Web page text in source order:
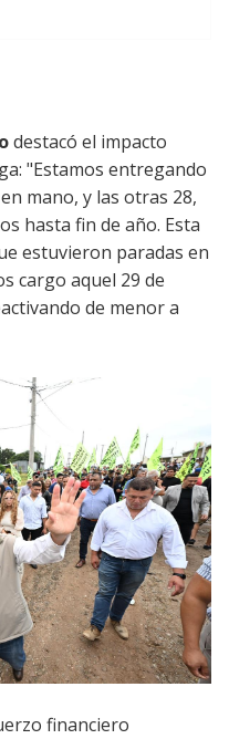
destacó el impacto
"Estamos entregando
mano, y las otras 28,
hasta fin de año. Esta
estuvieron paradas en
cargo aquel 29 de
de menor a
financiero